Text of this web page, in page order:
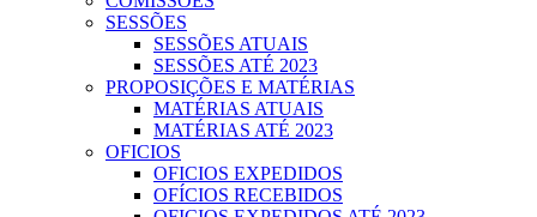
SESSÕES
SESSÕES ATUAIS
SESSÕES ATÉ 2023
PROPOSIÇÕES E MATÉRIAS
MATÉRIAS ATUAIS
MATÉRIAS ATÉ 2023
OFICIOS
OFICIOS EXPEDIDOS
OFÍCIOS RECEBIDOS